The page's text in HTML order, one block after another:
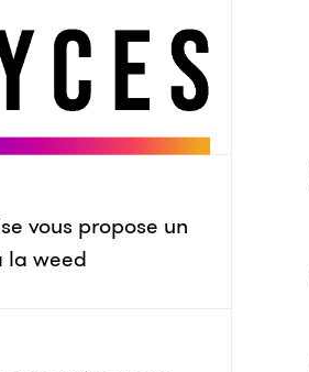
vous propose un
la weed